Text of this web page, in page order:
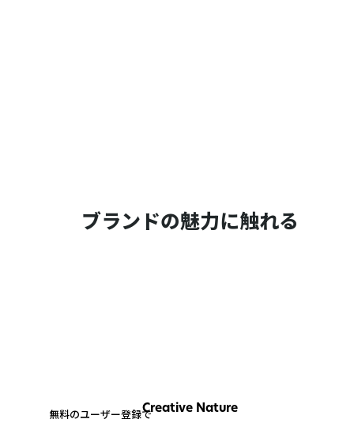
ブランドの魅力に触れる
Creative Nature
無料のユーザー登録で